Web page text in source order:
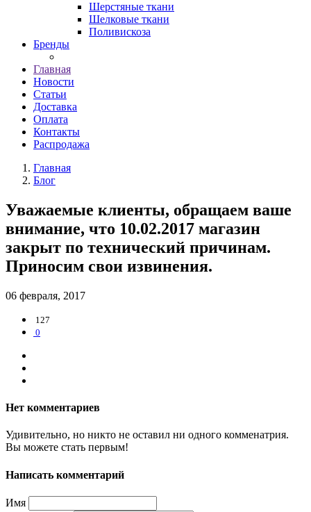
Шерстяные ткани
Шелковые ткани
Поливискоза
Бренды
Главная
Новости
Статьи
Доставка
Оплата
Контакты
Распродажа
Главная
Блог
Уважаемые клиенты, обращаем ваше
внимание, что 10.02.2017 магазин
закрыт по технический причинам.
Приносим свои извинения.
06 февраля, 2017
127
0
Нет комментариев
Удивительно, но никто не оставил ни одного комменатрия.
Вы можете стать первым!
Написать комментарий
Имя